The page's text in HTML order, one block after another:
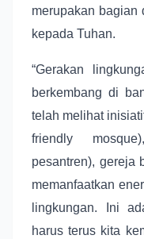
merupakan bagian
kepada Tuhan.
“Gerakan
berkembang di
telah melihat
friendly
pesantren), gereja
memanfaatkan
lingkungan. Ini
harus terus kita